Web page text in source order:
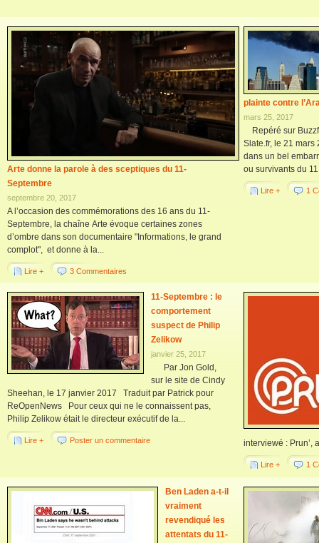
Arte donne la parole à des sceptiques du 11-
Septembre
septembre 20, 2017
A l’occasion des commémorations des 16 ans du 11-
Septembre, la chaîne Arte évoque certaines zones
d’ombre dans son documentaire "Informations, le grand
complot", et donne à la...
Lire + 3 Commentaires
plainte contre
mars 25, 2017
Repéré sur
Slate.fr, le 21
dans un bel
ou survivants du
Lire + 1
11-Septembre : le
comportement
suspect de Philip
Zelikow
janvier 25, 2017
Par Jon Gold,
sur le site de Cindy
Sheehan, le 17 janvier 2017 Traduit par Patrick pour
ReOpenNews Pour ceux qui ne le connaissent pas,
Philip Zelikow était le directeur exécutif de la...
Lire + Poster un commentaire interviewé : Prun’,
Lire + 1
Ben Laden a-t-il
vraiment
revendiqué les
attentats du 11-